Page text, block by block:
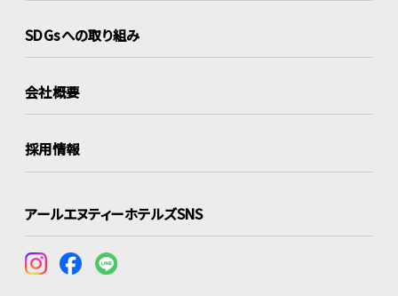
SDGsへの取り組み
会社概要
採用情報
アールエヌティーホテルズSNS